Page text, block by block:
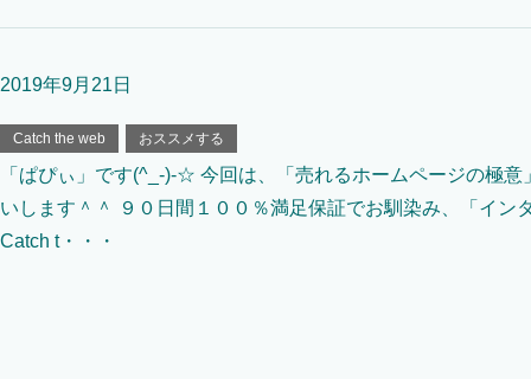
2019年9月21日
Catch the web おススメする
「ぱぴぃ」です(^_-)-☆ 今回は、「売れるホームページの極
いします＾＾ ９０日間１００％満足保証でお馴染み、「イン
Catch t・・・